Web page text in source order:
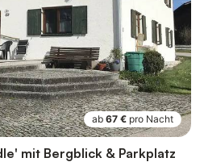
ab 67 € pro Nacht
mit Bergblick & Parkplatz